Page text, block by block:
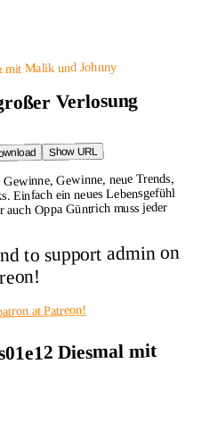
mit Malik und Johnny
Verlosung
Show URL
Gewinne, neue Trends,
Einfach ein neues Lebensgefühl
auch Oppa Güntrich muss jeder
to support admin on
Diesmal mit